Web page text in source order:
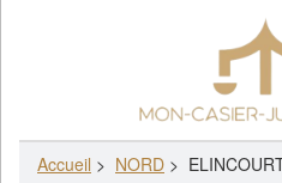
Accueil > NORD >